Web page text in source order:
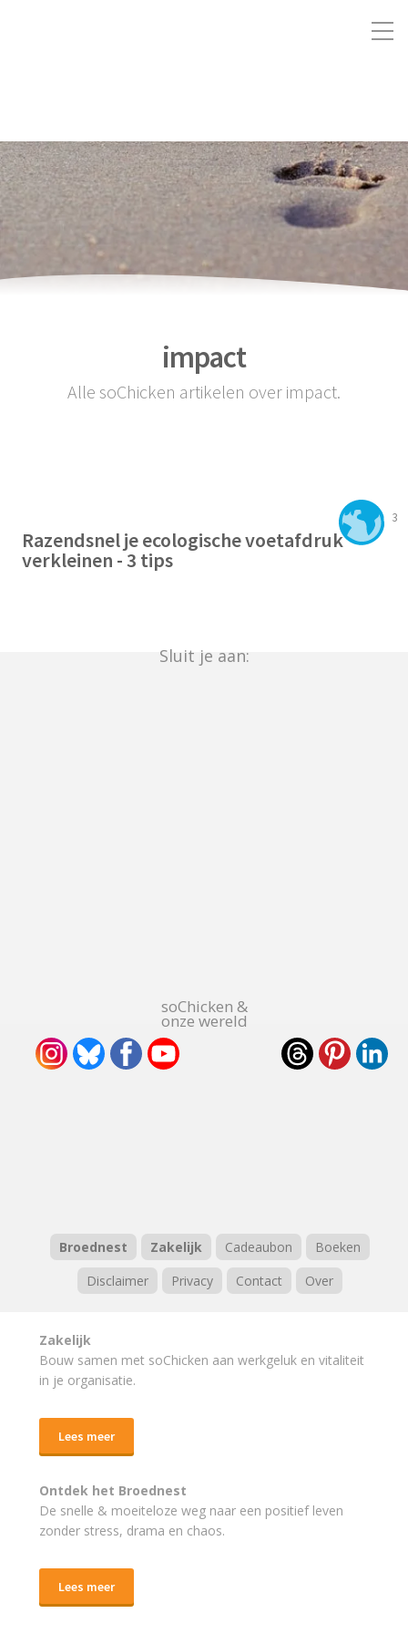
impact
Alle soChicken artikelen over impact.
3
Razendsnel je ecologische voetafdruk
verkleinen - 3 tips
Sluit je aan:
soChicken &
onze wereld
Broednest Zakelijk Cadeaubon
Boeken
Disclaimer
Privacy Contact Over
Zakelijk
Bouw samen met soChicken aan werkgeluk en vitaliteit
in je organisatie.
Lees meer
Ontdek het Broednest
De snelle & moeiteloze weg naar een positief leven
zonder stress, drama en chaos.
Lees meer